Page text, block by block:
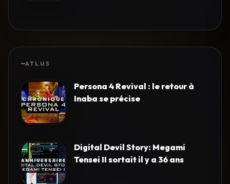
ATLUS
Persona 4 Revival : le retour à
Inaba se précise
Digital Devil Story: Megami
Tensei II sortait il y a 36 ans